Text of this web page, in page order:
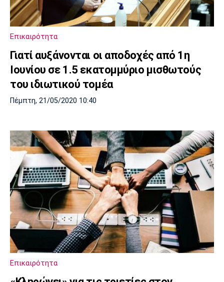
Επικαιρότητα
Γιατί αυξάνονται οι αποδοχές από 1η
Ιουνίου σε 1.5 εκατομμύριο μισθωτούς
του ιδιωτικού τομέα
Πέμπτη, 21/05/2020 10:40
Επικαιρότητα